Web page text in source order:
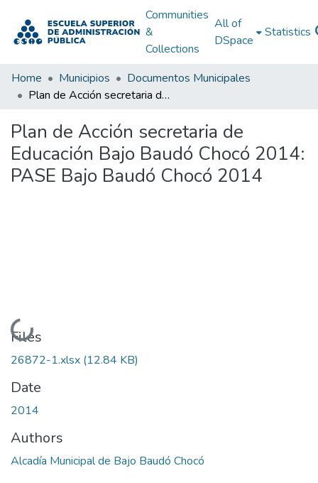
Communities
&
Collections
All of
DSpace
Statistics
Home Municipios
Documentos Municipales
Plan de Acción secretaria de Educación Bajo Baudó Chocó 2014: PASE Bajo Baudó Chocó 2014
Plan de Acción secretaria de
Educación Bajo Baudó Chocó 2014:
PASE Bajo Baudó Chocó 2014
Loading...
Files
26872-1.xlsx (12.84 KB)
Date
2014
Authors
Alcadía Municipal de Bajo Baudó Chocó